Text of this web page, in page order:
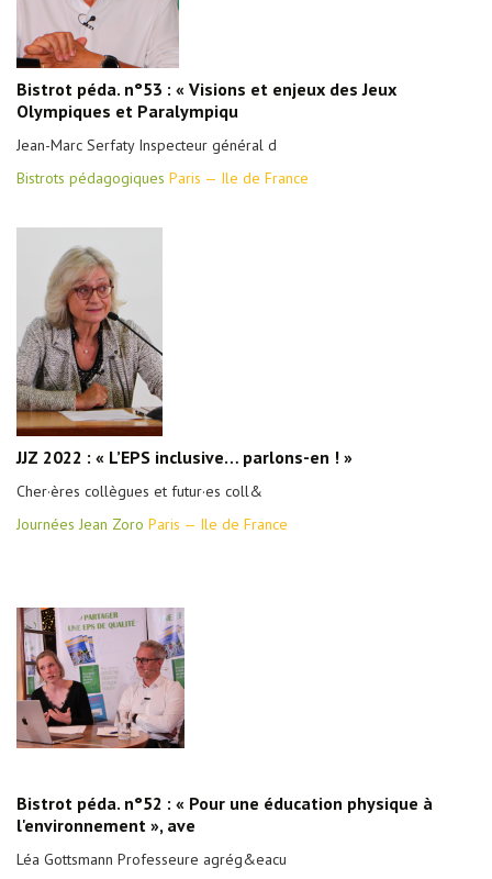
Bistrot péda. n°53 : « Visions et enjeux des Jeux
Olympiques et Paralympiqu
Jean-Marc Serfaty Inspecteur général d
Bistrots pédagogiques Paris — Ile de France
JJZ 2022 : « L’EPS inclusive… parlons-en ! »
Cher·ères collègues et futur·es coll&
Journées Jean Zoro Paris — Ile de France
Bistrot péda. n°52 : « Pour une éducation physique à
l'environnement », ave
Léa Gottsmann Professeure agrég&eacu